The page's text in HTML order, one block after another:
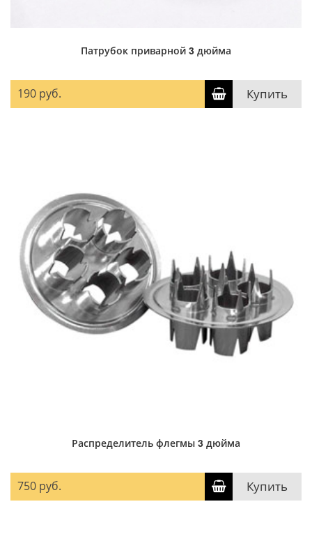
Патрубок приварной 3 дюйма
190 руб. Купить
Распределитель флегмы 3 дюйма
750 руб. Купить